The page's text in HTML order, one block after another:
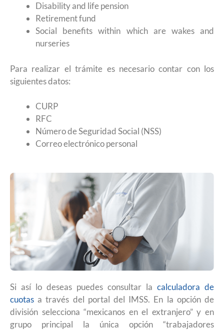
Disability and life pension
Retirement fund
Social benefits within which are wakes and
nurseries
Para realizar el trámite es necesario contar con los
siguientes datos:
CURP
RFC
Número de Seguridad Social (NSS)
Correo electrónico personal
Si así lo deseas puedes consultar la calculadora de
cuotas a través del portal del IMSS. En la opción de
división selecciona “mexicanos en el extranjero” y en
grupo principal la única opción “trabajadores